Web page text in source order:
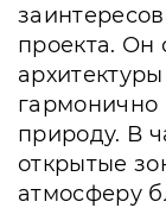
проекта. Он
природу. В
открытые
атмосферу